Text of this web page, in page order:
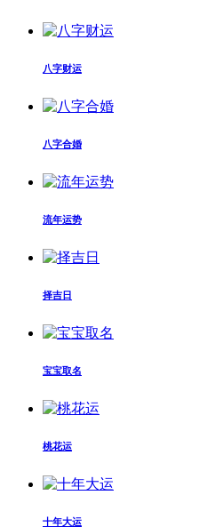
八字财运
八字合婚
流年运势
择吉日
宝宝取名
桃花运
十年大运